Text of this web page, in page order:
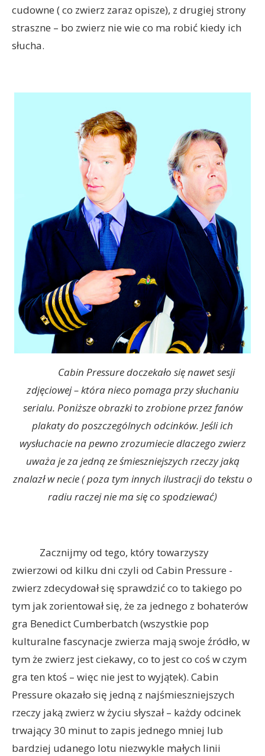
cudowne ( co zwierz zaraz opisze), z drugiej strony
straszne – bo zwierz nie wie co ma robić kiedy ich
słucha.
Cabin Pressure doczekało się nawet sesji
zdjęciowej – która nieco pomaga przy słuchaniu
serialu. Poniższe obrazki to zrobione przez fanów
plakaty do poszczególnych odcinków. Jeśli ich
wysłuchacie na pewno zrozumiecie dlaczego zwierz
uważa je za jedną ze śmieszniejszych rzeczy jaką
znalazł w necie ( poza tym innych ilustracji do tekstu o
radiu raczej nie ma się co spodziewać)
Zacznijmy od tego, który towarzyszy
zwierzowi od kilku dni czyli od Cabin Pressure -
zwierz zdecydował się sprawdzić co to takiego po
tym jak zorientował się, że za jednego z bohaterów
gra Benedict Cumberbatch (wszystkie pop
kulturalne fascynacje zwierza mają swoje źródło, w
tym że zwierz jest ciekawy, co to jest co coś w czym
gra ten ktoś – więc nie jest to wyjątek). Cabin
Pressure okazało się jedną z najśmieszniejszych
rzeczy jaką zwierz w życiu słyszał – każdy odcinek
trwający 30 minut to zapis jednego mniej lub
bardziej udanego lotu niezwykle małych linii